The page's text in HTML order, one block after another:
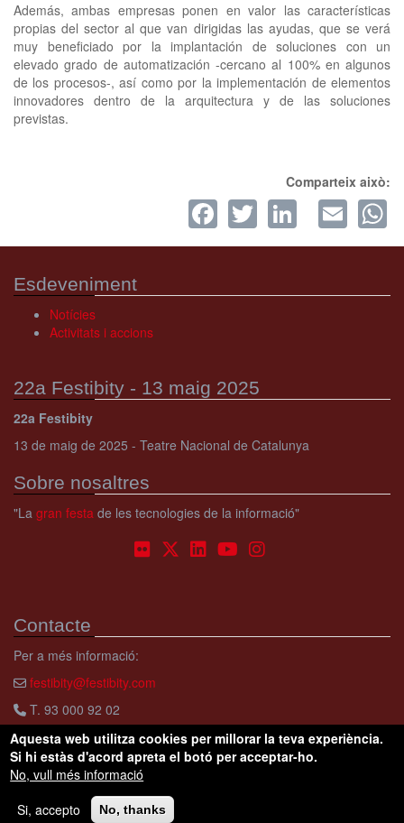
Además, ambas empresas ponen en valor las características
propias del sector al que van dirigidas las ayudas, que se verá
muy beneficiado por la implantación de soluciones con un
elevado grado de automatización -cercano al 100% en algunos
de los procesos-, así como por la implementación de elementos
innovadores dentro de la arquitectura y de las soluciones
previstas.
Comparteix això:
Facebook
Twitter
Esdeveniment
Notícies
Activitats i accions
22a Festibity - 13 maig 2025
22a Festibity
13 de maig de 2025 - Teatre Nacional de Catalunya
Sobre nosaltres
"La gran festa de les tecnologies de la informació"
Contacte
Per a més informació:
festibity@festibity.com
T. 93 000 92 02
Copyright © Festibity.
Aquesta web utilitza cookies per millorar la teva experiència.
Si hi estàs d'acord apreta el botó per acceptar-ho.
No, vull més informació
Si, accepto
No, thanks